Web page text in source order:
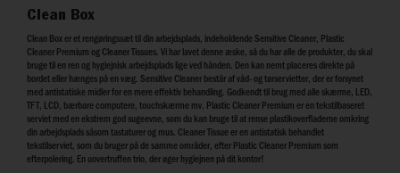
Clean Box
Clean Box er et rengøringssæt til din arbejdsplads, indeholdende Sensitive Cleaner, Plastic
Cleaner Premium og Cleaner Tissues. Vi har lavet denne æske, så du har alle de produkter, du skal
bruge til en ren og hygiejnisk arbejdsplads lige ved hånden. Den kan nemt placeres direkte på
bordet eller hænges på en væg. Sensitive Cleaner består af våd- og tørservietter, der er forsynet
med antistatiske midler for en mere effektiv behandling. Godkendt til brug med alle skærme, LED,
TFT, LCD, bærbare computere, touchskærme mv. Plastic Cleaner Premium er en tekstilbaseret
serviet med en ekstrem god sugeevne, som du kan bruge til at rense plastikoverfladerne omkring
din arbejdsplads såsom tastaturer og mus. Cleaner Tissue er en antistatisk behandlet
tekstilserviet, som du bruger på de samme områder, efter Plastic Cleaner Premium som
efterpolering. En uovertruffen trio, der øger hygiejnen på dit kontor!